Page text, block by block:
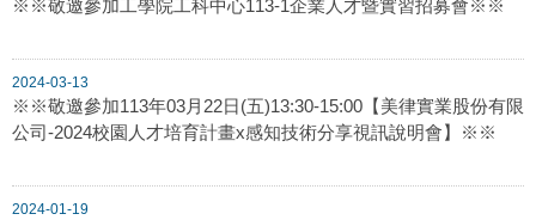
※※敬邀參加工學院工科中心113-1企業人才暨實習招募會※※
2024-03-13
※※敬邀參加113年03月22日(五)13:30-15:00【美律實業股份有限
公司-2024校園人才培育計畫x感知技術分享視訊說明會】※※
2024-01-19